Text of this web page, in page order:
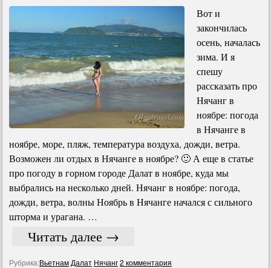
Вот и
закончилась
осень, началась
зима. И я
спешу
рассказать про
Нячанг в
ноябре: погода
в Нячанге в
ноябре, море, пляж, температура воздуха, дожди, ветра.
Возможен ли отдых в Нячанге в ноябре? 🙂 А еще в статье
про погоду в горном городе Далат в ноябре, куда мы
выбрались на несколько дней. Нячанг в ноябре: погода,
дожди, ветра, волны Ноябрь в Нячанге начался с сильного
шторма и урагана. …
Читать далее →
Рубрика:Вьетнам Далат Нячанг2 комментария